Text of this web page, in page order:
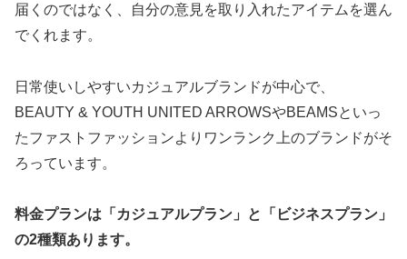
届くのではなく、自分の意見を取り入れたアイテムを選ん
でくれます。
日常使いしやすいカジュアルブランドが中心で、
BEAUTY & YOUTH UNITED ARROWSやBEAMSといっ
たファストファッションよりワンランク上のブランドがそ
ろっています。
料金プランは「カジュアルプラン」と「ビジネスプラン」
の2種類あります。